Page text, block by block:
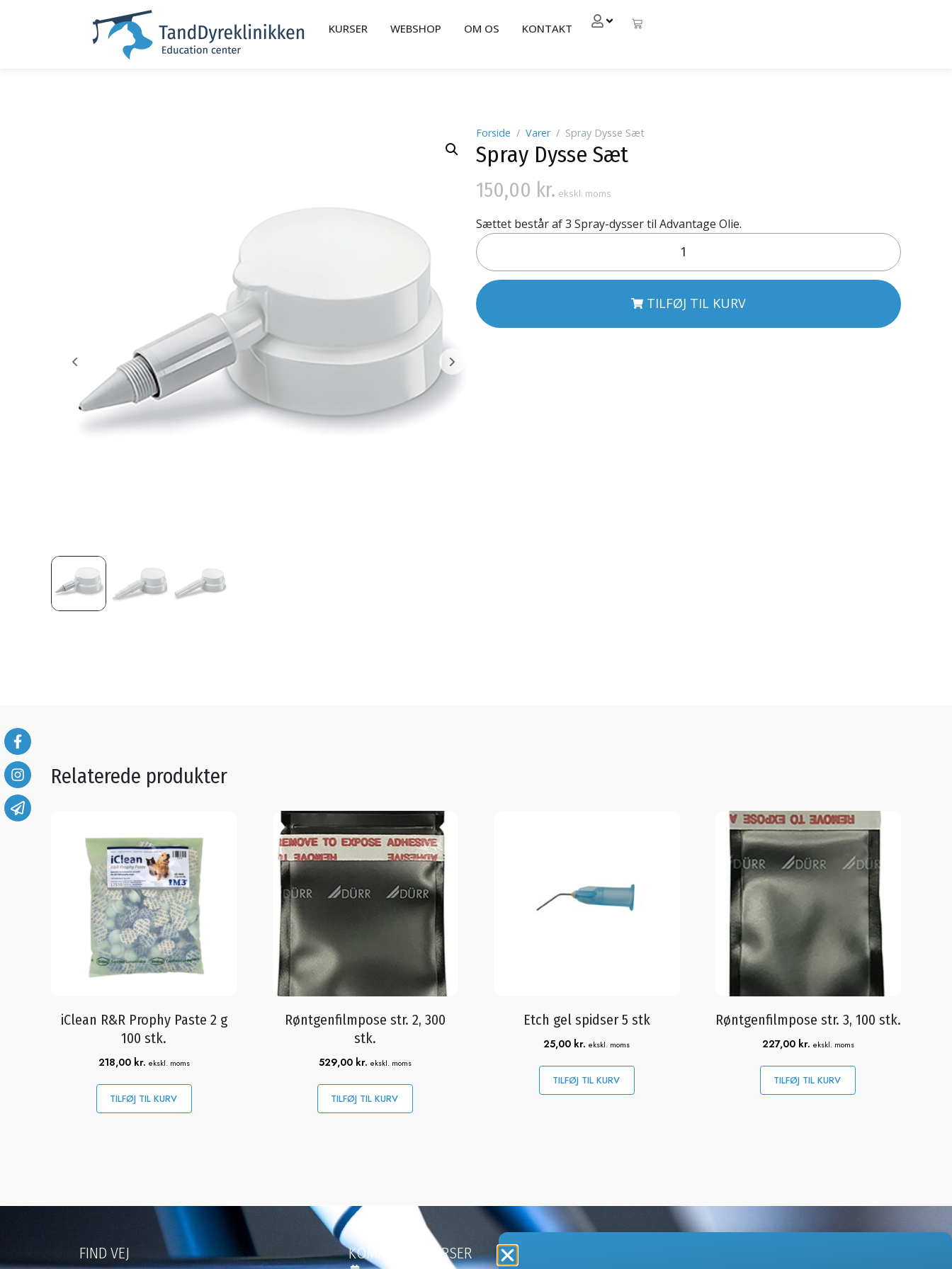
KURSER WEBSHOP OM OS KONTAKT
Forside Varer Spray Dysse Sæt
Spray Dysse Sæt
150,00 kr. ekskl. moms
Sættet består af 3 Spray-dysser til Advantage Olie.
TILFØJ TIL KURV
Relaterede produkter
iClean R&R Prophy Paste 2 g
100 stk.
218,00 kr. ekskl. moms
TILFØJ TIL KURV
Røntgenfilmpose str. 2, 300
stk.
529,00 kr. ekskl. moms
TILFØJ TIL KURV
Etch gel spidser 5 stk
25,00 kr. ekskl. moms
TILFØJ TIL KURV
Røntgenfilmpose str. 3, 100 stk.
227,00 kr. ekskl. moms
TILFØJ TIL KURV
FIND VEJ KOMMENDE KURSER